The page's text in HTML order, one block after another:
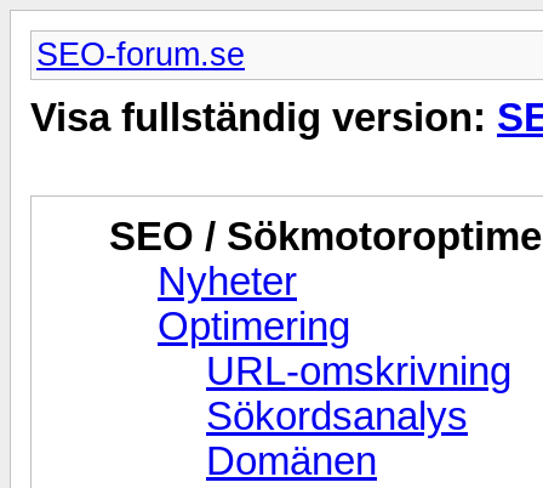
SEO-forum.se
Visa fullständig version:
SEO /
Nyheter
Optimering
URL-omskrivning
Sökordsanalys
Domänen